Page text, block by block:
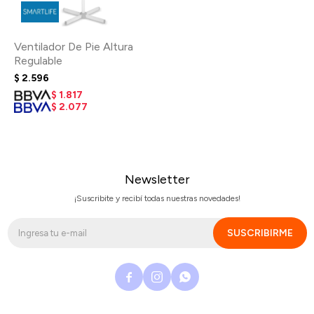
Ventilador De Pie Altura
Regulable
$ 2.596
$ 1.817
$ 2.077
Newsletter
¡Suscribite y recibí todas nuestras novedades!
SUSCRIBIRME
  